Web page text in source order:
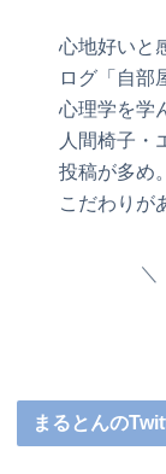
心地好いと
ログ「自部
心理学を学
人間椅子・
投稿が多め
こだわりが
まるとんの